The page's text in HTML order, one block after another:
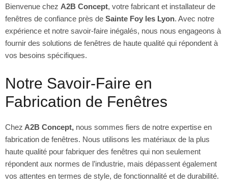
Bienvenue chez A2B Concept, votre fabricant et installateur de
fenêtres de confiance près de Sainte Foy les Lyon. Avec notre
expérience et notre savoir-faire inégalés, nous nous engageons à
fournir des solutions de fenêtres de haute qualité qui répondent à
vos besoins spécifiques.
Notre Savoir-Faire en
Fabrication de Fenêtres
Chez A2B Concept, nous sommes fiers de notre expertise en
fabrication de fenêtres. Nous utilisons les matériaux de la plus
haute qualité pour fabriquer des fenêtres qui non seulement
répondent aux normes de l’industrie, mais dépassent également
vos attentes en termes de style, de fonctionnalité et de durabilité.